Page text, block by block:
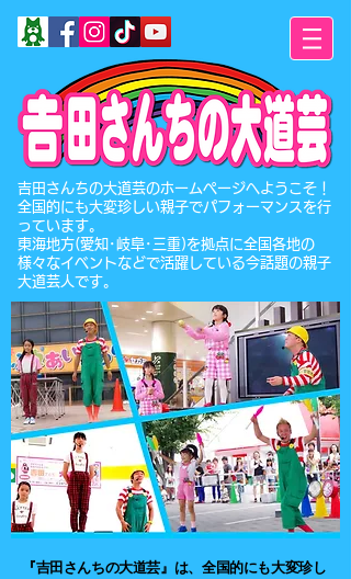
​吉田さんちの大道芸のホームページへようこそ！
全国的にも大変珍しい親子でパフォーマンスを行
っています。
東海地方(愛知･岐阜･三重)を拠点に全国各地の
様々なイベントなどで活躍している今話題の親子
大道芸人です。
『吉田さんちの大道芸』は​、全国的にも大変珍し